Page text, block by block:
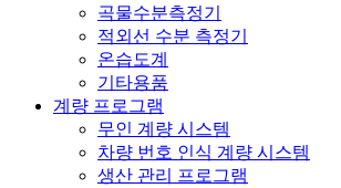
곡물수분측정기
적외선 수분 측정기
온습도계
기타용품
계량 프로그램
무인 계량 시스템
차량 번호 인식 계량 시스템
생산 관리 프로그램